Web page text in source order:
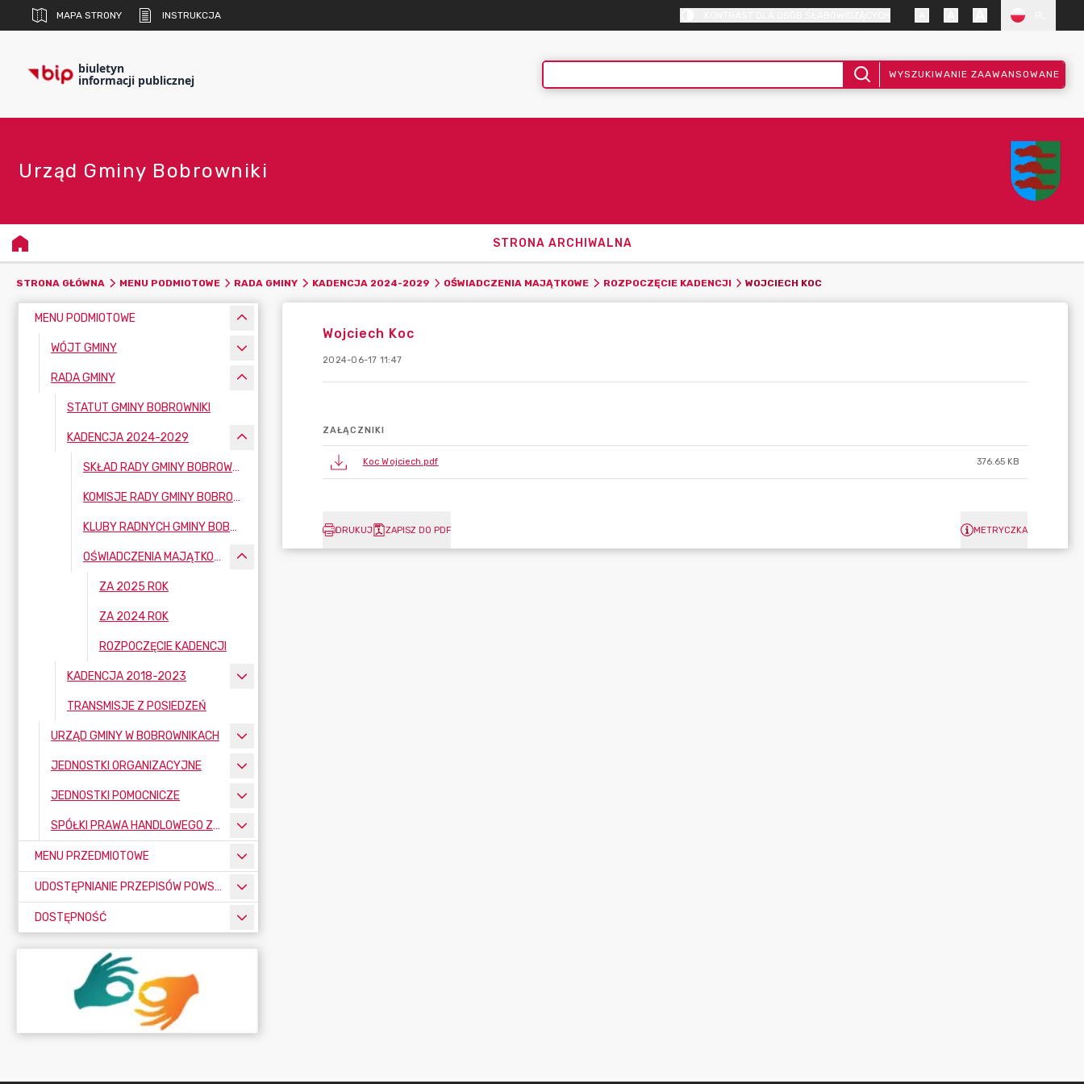
MAPA STRONY INSTRUKCJA
biuletyn
informacji publicznej WYSZUKIWANIE ZAAWANSOWANE
Urząd Gminy Bobrowniki
STRONA ARCHIWALNA
STRONA GŁÓWNA MENU PODMIOTOWE RADA GMINY KADENCJA 2024-2029 OŚWIADCZENIA MAJĄTKOWE ROZPOCZĘCIE KADENCJI WOJCIECH KOC
MENU PODMIOTOWE
WÓJT GMINY
RADA GMINY
STATUT GMINY BOBROWNIKI
KADENCJA 2024-2029
SKŁAD RADY GMINY BOBROWNIKI
KOMISJE RADY GMINY BOBROWNIKI
KLUBY RADNYCH GMINY BOBROWNIKI
OŚWIADCZENIA MAJĄTKOWE
ZA 2025 ROK
ZA 2024 ROK
ROZPOCZĘCIE KADENCJI
KADENCJA 2018-2023
TRANSMISJE Z POSIEDZEŃ
URZĄD GMINY W BOBROWNIKACH
JEDNOSTKI ORGANIZACYJNE
JEDNOSTKI POMOCNICZE
SPÓŁKI PRAWA HANDLOWEGO Z UDZIAŁEM GMINY BOBROWNIKI
MENU PRZEDMIOTOWE
UDOSTĘPNIANIE PRZEPISÓW POWSZECHNIE OBOWIĄZUJĄCYCH
DOSTĘPNOŚĆ
Wojciech Koc
2024-06-17 11:47
ZAŁĄCZNIKI
Koc Wojciech.pdf 376.65 KB
DRUKUJ ZAPISZ DO PDF METRYCZKA